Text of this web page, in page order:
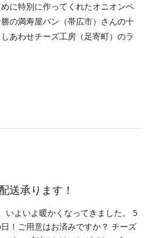
に特別に作ってくれたオニオンペ
の満寿屋パン（帯広市）さんの十
あわせチーズ工房（足寄町）のラ
送承ります！
いよいよ暖かくなってきました。 5
！ご用意はお済みですか？ チーズ